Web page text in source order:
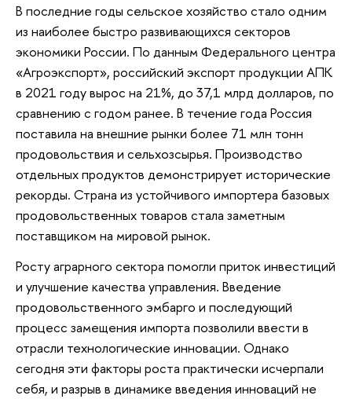
В последние годы сельское хозяйство стало одним
из наиболее быстро развивающихся секторов
экономики России. По данным Федерального центра
«Агроэкспорт», российский экспорт продукции АПК
в 2021 году вырос на 21%, до 37,1 млрд долларов, по
сравнению с годом ранее. В течение года Россия
поставила на внешние рынки более 71 млн тонн
продовольствия и сельхозсырья. Производство
отдельных продуктов демонстрирует исторические
рекорды. Страна из устойчивого импортера базовых
продовольственных товаров стала заметным
поставщиком на мировой рынок.
Росту аграрного сектора помогли приток инвестиций
и улучшение качества управления. Введение
продовольственного эмбарго и последующий
процесс замещения импорта позволили ввести в
отрасли технологические инновации. Однако
сегодня эти факторы роста практически исчерпали
себя, и разрыв в динамике введения инноваций не